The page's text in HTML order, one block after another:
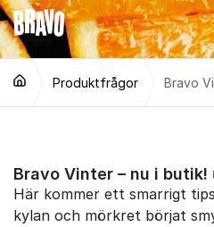
Hoppa till innehåll
Produktfrågor Bravo
Bravo Vinter – nu i butik!
Här kommer ett smarrigt
kylan och mörkret börjat